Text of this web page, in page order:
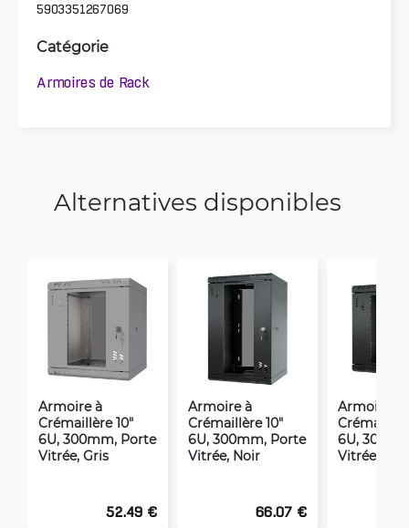
5903351267069
Catégorie
Armoires de Rack
Alternatives disponibles
Armoire à
Crémaillère 10"
6U, 300mm, Porte
Vitrée, Gris
52.49 €
Armoire à
Crémaillère 10"
6U, 300mm, Porte
Vitrée, Noir
66.07 €
Armoire à
6U,
Vitrée, Noir